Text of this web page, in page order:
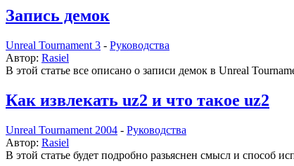
Запись демок
Unreal Tournament 3 - Руководства
Автор: Rasiel
В этой статье все описано о записи демок в Unreal
Как извлекать uz2 и что такое uz2
Unreal Tournament 2004 - Руководства
Автор: Rasiel
В этой статье будет подробно разьяснен смысл и способ